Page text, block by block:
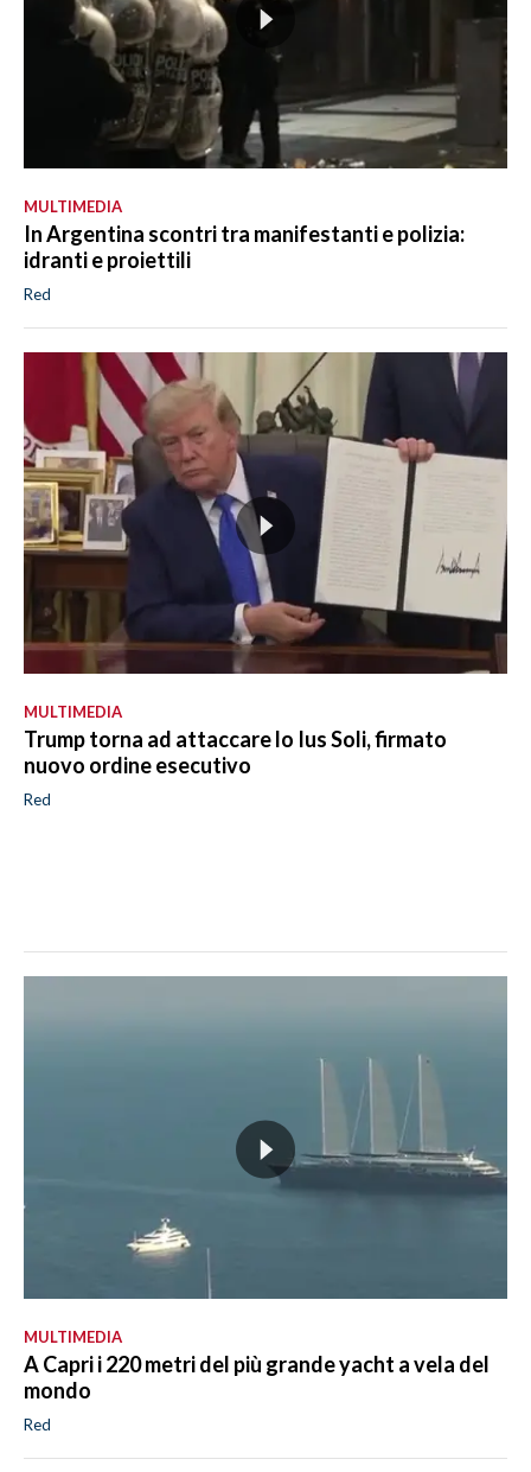
MULTIMEDIA
In Argentina scontri tra manifestanti e polizia:
idranti e proiettili
Red
MULTIMEDIA
Trump torna ad attaccare lo Ius Soli, firmato
nuovo ordine esecutivo
Red
MULTIMEDIA
A Capri i 220 metri del più grande yacht a vela del
mondo
Red